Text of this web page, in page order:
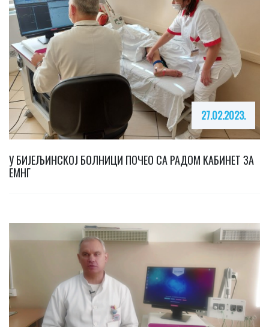
27.02.2023.
У БИЈЕЉИНСКОЈ БОЛНИЦИ ПОЧЕО СА РАДОМ КАБИНЕТ ЗА
ЕМНГ